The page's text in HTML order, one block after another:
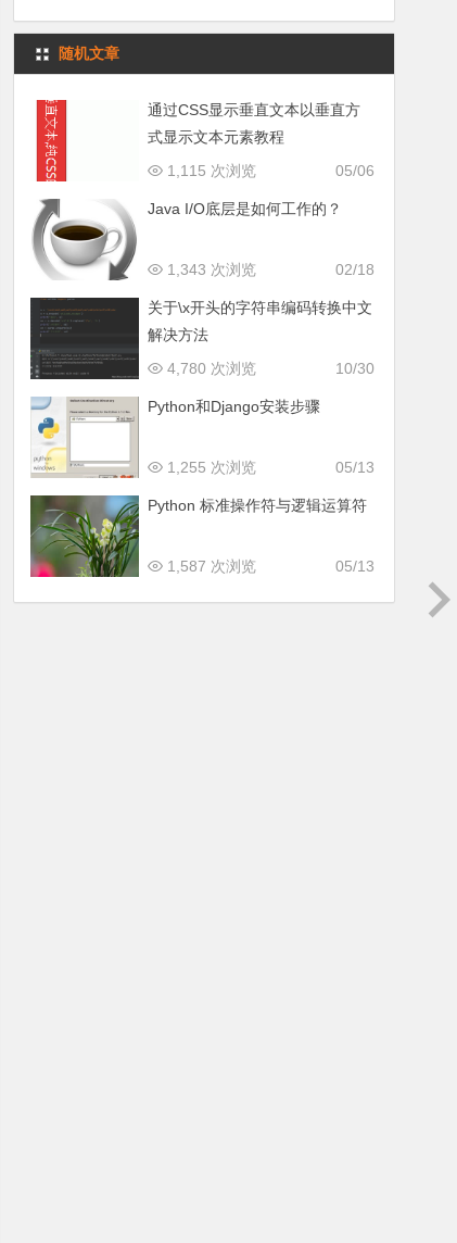
随机文章
通过CSS显示垂直文本以垂直方
式显示文本元素教程
05/06
1,115 次浏览
Java I/O底层是如何工作的？
02/18
1,343 次浏览
关于\x开头的字符串编码转换中文
解决方法
10/30
4,780 次浏览
Python和Django安装步骤
05/13
1,255 次浏览
Python 标准操作符与逻辑运算符
05/13
1,587 次浏览